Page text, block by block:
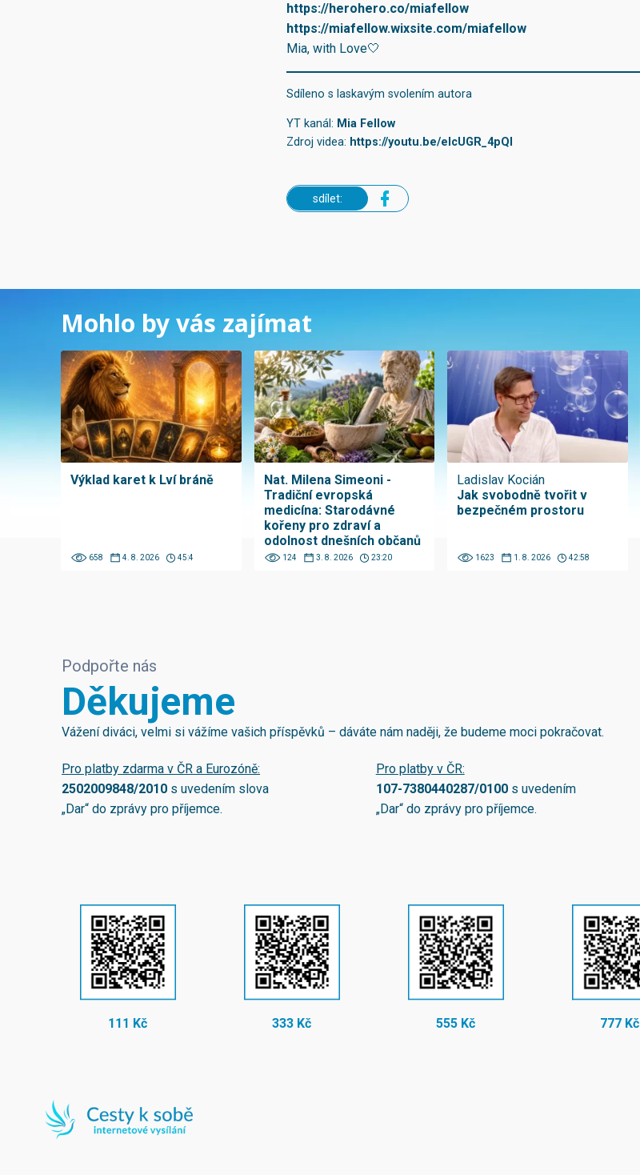
https://herohero.co/miafellow
https://miafellow.wixsite.com/miafellow
Mia, with Love🤍
Sdíleno s laskavým svolením autora
YT kanál: Mia Fellow
Zdroj videa: https://youtu.be/elcUGR_4pQI
sdílet:
Mohlo by vás zajímat
Výklad karet k Lví bráně
658 4. 8. 2026 45:4
Nat. Milena Simeoni -
Tradiční evropská
medicína: Starodávné
kořeny pro zdraví a
odolnost dnešních občanů
124 3. 8. 2026 23:20
Ladislav Kocián
Jak svobodně tvořit v
bezpečném prostoru
1623 1. 8. 2026 42:58
Podpořte nás
Děkujeme
Vážení diváci, velmi si vážíme vašich příspěvků – dáváte nám naději, že budeme moci pokračovat.
Pro platby zdarma v ČR a Eurozóně:
2502009848/2010 s uvedením slova
„Dar“ do zprávy pro příjemce.
Pro platby v ČR:
107-7380440287/0100s uvedením
„Dar“ do zprávy pro příjemce.
111 Kč 333 Kč 555 Kč 777 Kč